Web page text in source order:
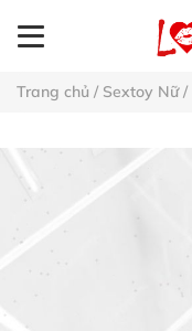
Trang chủ / Sextoy Nữ/